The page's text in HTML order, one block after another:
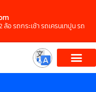
อ รถกระเช้า รถเครนเทปูน รถ